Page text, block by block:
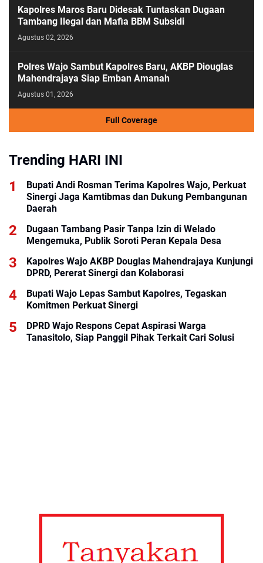
Kapolres Maros Baru Didesak Tuntaskan Dugaan
Tambang Ilegal dan Mafia BBM Subsidi
Agustus 02, 2026
Polres Wajo Sambut Kapolres Baru, AKBP Diouglas
Mahendrajaya Siap Emban Amanah
Agustus 01, 2026
Full Coverage
Trending HARI INI
Bupati Andi Rosman Terima Kapolres Wajo, Perkuat
Sinergi Jaga Kamtibmas dan Dukung Pembangunan
Daerah
Dugaan Tambang Pasir Tanpa Izin di Welado
Mengemuka, Publik Soroti Peran Kepala Desa
Kapolres Wajo AKBP Douglas Mahendrajaya Kunjungi
DPRD, Pererat Sinergi dan Kolaborasi
Bupati Wajo Lepas Sambut Kapolres, Tegaskan
Komitmen Perkuat Sinergi
DPRD Wajo Respons Cepat Aspirasi Warga
Tanasitolo, Siap Panggil Pihak Terkait Cari Solusi